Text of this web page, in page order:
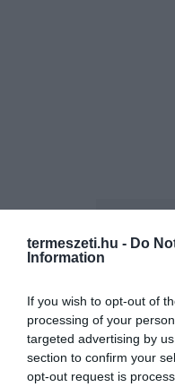
termeszeti.hu - Do
Information
If you wish to opt-out of
processing of your
targeted advertising by
section to confirm your
opt-out request is
MARCI, A DÁMSZARVAS